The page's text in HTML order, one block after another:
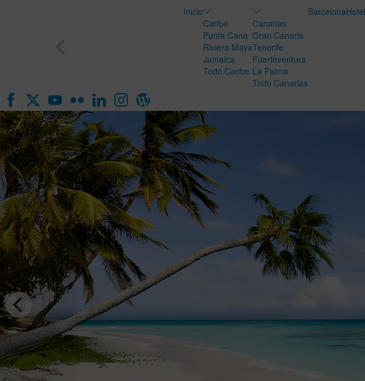
Inicio
Caribe
Punta Cana
Riviera Maya
Jamaica
Todo Caribe
Canarias
Gran Canaria
Tenerife
Fuerteventura
La Palma
Todo Canarias
Barcelona